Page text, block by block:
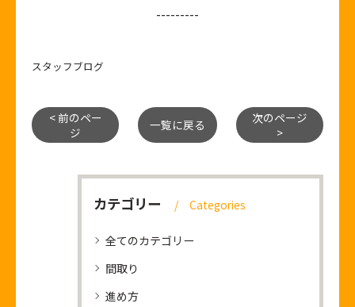
---------
スタッフブログ
< 前のペー
ジ
一覧に戻る
次のページ
>
カテゴリー Categories
全てのカテゴリー
間取り
進め方